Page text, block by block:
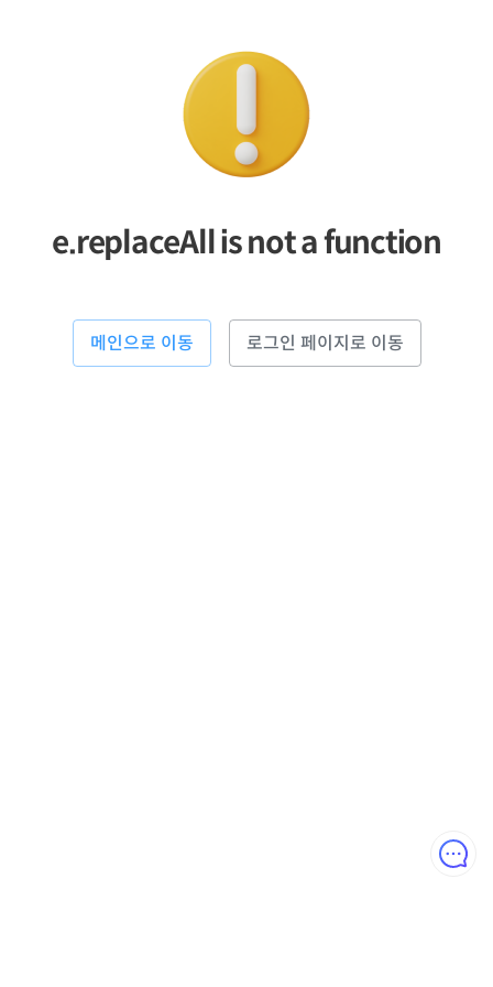
e.replaceAll is not a function
메인으로 이동 로그인 페이지로 이동